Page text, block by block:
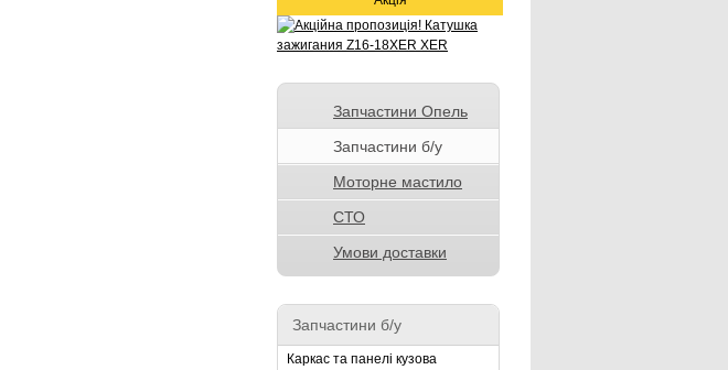
Запчастини Опель
Запчастини б/у
Моторне мастило
СТО
Умови доставки
Запчастини б/у
Каркас та панелі кузова